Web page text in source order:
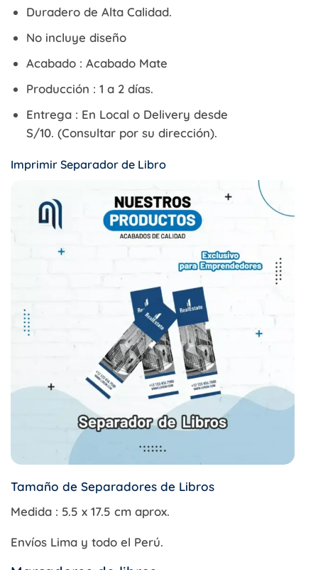
Duradero de Alta Calidad.
No incluye diseño
Acabado : Acabado Mate
Producción : 1 a 2 días.
Entrega : En Local o Delivery desde
S/10. (Consultar por su dirección).
Imprimir Separador de Libro
Tamaño de Separadores de Libros
Medida : 5.5 x 17.5 cm aprox.
Envíos Lima y todo el Perú.